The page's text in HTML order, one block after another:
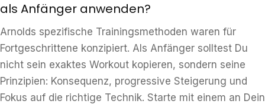
als Anfänger anwenden?
Arnolds spezifische Trainingsmethoden waren für
Fortgeschrittene konzipiert. Als Anfänger solltest Du
nicht sein exaktes Workout kopieren, sondern seine
Prinzipien: Konsequenz, progressive Steigerung und
Fokus auf die richtige Technik. Starte mit einem an Dein